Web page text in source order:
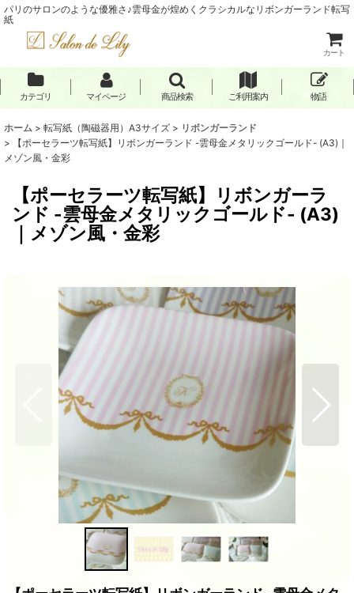
パリのサロンのような優雅さ♪雲母金が煌めくクラシカルなリボンガーランド転写
紙
カート
カテゴリ マイページ 商品検索 ご利用案内 物語
ホーム > 転写紙（陶磁器用）A3サイズ > リボンガーランド
>
【ポーセラーツ転写紙】リボンガーランド -雲母金メタリックゴールド- (A3)｜
メゾン風・金彩
【ポーセラーツ転写紙】リボンガーラ
ンド -雲母金メタリックゴールド- (A3)
｜メゾン風・金彩